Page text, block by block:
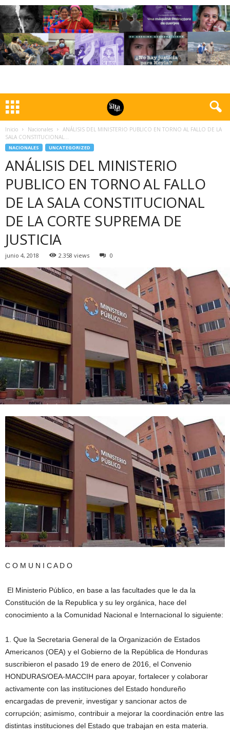
Inicio Nacionales
ANÁLISIS DEL MINISTERIO PUBLICO EN TORNO AL FALLO DE LA
SALA CONSTITUCIONAL...
NACIONALES UNCATEGORIZED
ANÁLISIS DEL MINISTERIO
PUBLICO EN TORNO AL FALLO
DE LA SALA CONSTITUCIONAL
DE LA CORTE SUPREMA DE
JUSTICIA
junio 4, 2018 2.358 views 0
C O M U N I C A D O
El Ministerio Público, en base a las facultades que le da la
Constitución de la Republica y su ley orgánica, hace del
conocimiento a la Comunidad Nacional e Internacional lo siguiente:
1. Que la Secretaria General de la Organización de Estados
Americanos (OEA) y el Gobierno de la República de Honduras
suscribieron el pasado 19 de enero de 2016, el Convenio
HONDURAS/OEA-MACCIH para apoyar, fortalecer y colaborar
activamente con las instituciones del Estado hondureño
encargadas de prevenir, investigar y sancionar actos de
corrupción; asimismo, contribuir a mejorar la coordinación entre las
distintas instituciones del Estado que trabajan en esta materia.